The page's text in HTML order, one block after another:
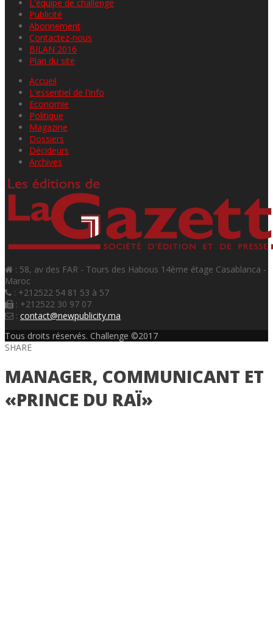
L'équipe de challenge
Publicité
Abonnement
Contactez-nous
BILAN 2016
Plan du site
Accueil
L'essentiel de l'info
Economie
Politique
Magazine
Dossiers
Décideurs
Archives
: 58, av des FAR - Tours des Habous 14ème étage Casablanca -
Maroc
: +212522 54 81 53 à 57
: +212522 30 97 07
: contact@newpublicity.ma
Tous droits réservés. Challenge ©2017
SHARE
MANAGER, COMMUNICANT ET
«PRINCE DU RAÏ»